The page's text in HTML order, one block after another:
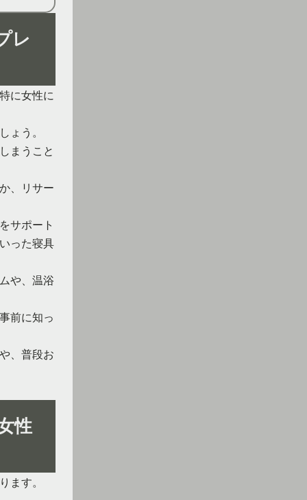
レ
に女性に
ょう。
まうこと
、リサー
サポート
った寝具
や、温浴
前に知っ
、普段お
性
ます。